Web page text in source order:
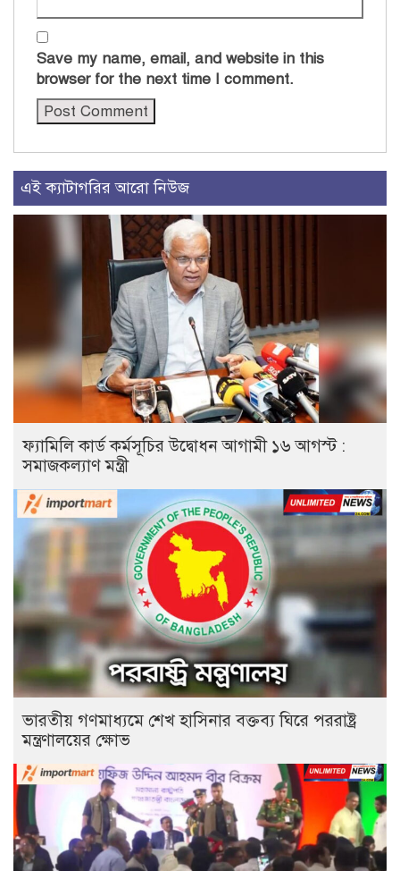
Save my name, email, and website in this
browser for the next time I comment.
এই ক্যাটাগরির আরো নিউজ
ফ্যামিলি কার্ড কর্মসূচির উদ্বোধন আগামী ১৬ আগস্ট :
সমাজকল্যাণ মন্ত্রী
ভারতীয় গণমাধ্যমে শেখ হাসিনার বক্তব্য ঘিরে পররাষ্ট্র
মন্ত্রণালয়ের ক্ষোভ